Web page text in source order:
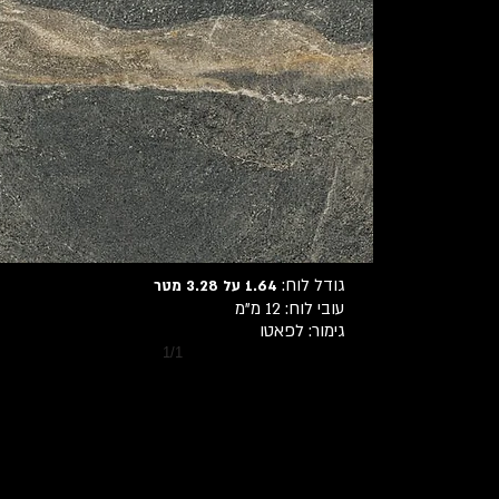
גודל לוח: 1.64 על 3.28 מטר
עובי לוח:
גימור: לפאטו
1/1